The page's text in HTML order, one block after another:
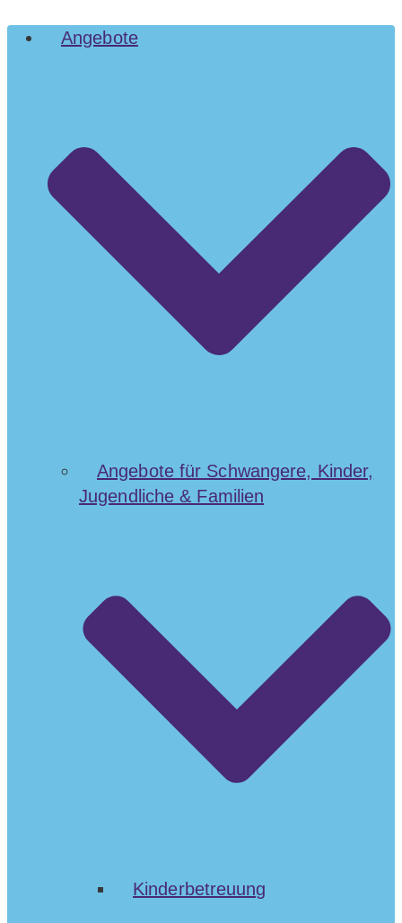
Angebote
Angebote für Schwangere, Kinder,
Jugendliche & Familien
Kinderbetreuung